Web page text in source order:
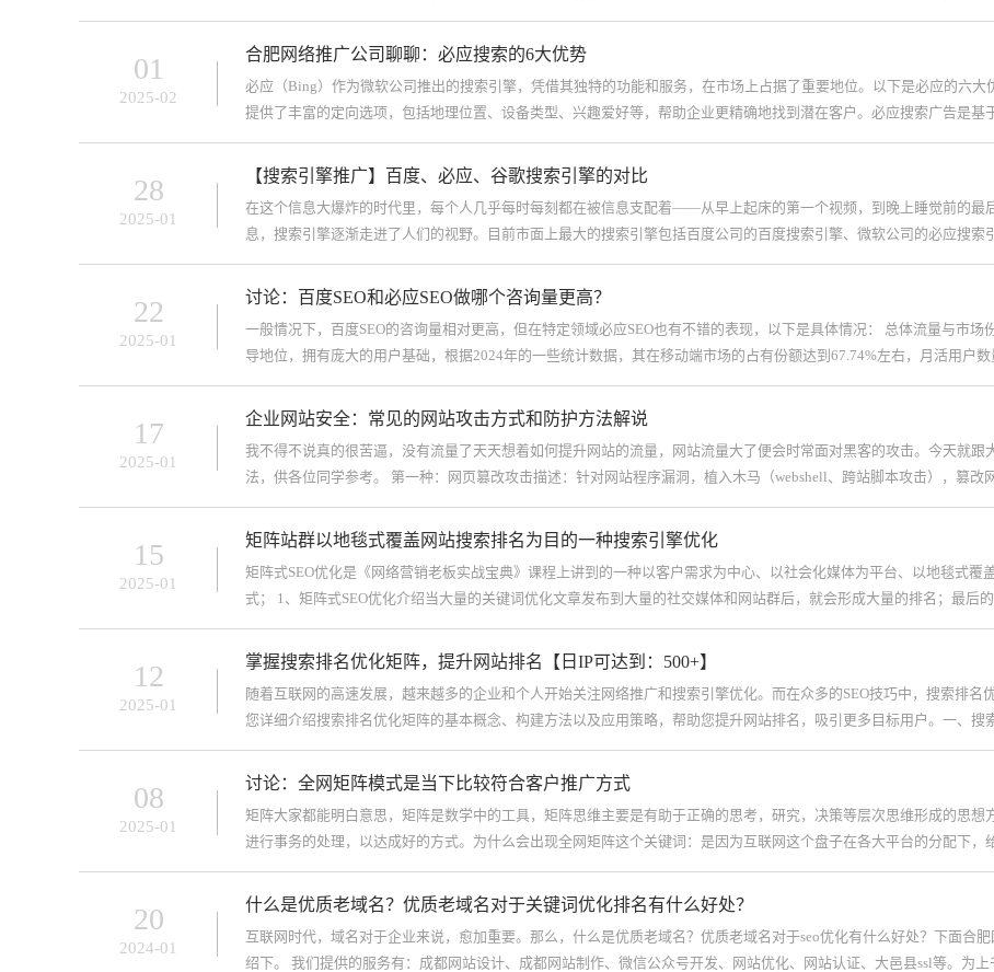
站服务器极度不稳定导致百度不收录我们
01
2025-02
合肥网络推广公司聊聊：必应搜索的6大优势
必应（Bing）作为微软公司推出的搜索引擎，凭借其独特的功能和服务，在市场上占据了重要地位。以下是必应的六
提供了丰富的定向选项，包括地理位置、设备类型、兴趣爱好等，帮助企业更精确地找到潜在客户。必应搜索广告是
的曝光率、点击率和转化
28
2025-01
【搜索引擎推广】百度、必应、谷歌搜索引擎的对比
在这个信息大爆炸的时代里，每个人几乎每时每刻都在被信息支配着——从早上起床的第一个视频，到晚上睡觉前的最
息，搜索引擎逐渐走进了人们的视野。目前市面上最大的搜索引擎包括百度公司的百度搜索引擎、微软公司的必应搜
从不同角度对
22
2025-01
讨论：百度SEO和必应SEO做哪个咨询量更高？
一般情况下，百度SEO的咨询量相对更高，但在特定领域必应SEO也有不错的表现，以下是具体情况： 总体流量与市
导地位，拥有庞大的用户基础，根据2024年的一些统计数据，其在移动端市场的占有份额达到67.74%左右，月活用户
在的曝光
17
2025-01
企业网站安全：常见的网站攻击方式和防护方法解说
我不得不说真的很苦逼，没有流量了天天想着如何提升网站的流量，网站流量大了便会时常面对黑客的攻击。今天就跟
法，供各位同学参考。 第一种：网页篡改攻击描述：针对网站程序漏洞，植入木马（webshell、跨站脚本攻击），篡改
建大量目录网页，以
15
2025-01
矩阵站群以地毯式覆盖网站搜索排名为目的一种搜索引擎优化
矩阵式SEO优化是《网络营销老板实战宝典》课程上讲到的一种以客户需求为中心、以社会化媒体为平台、以地毯式覆
式； 1、矩阵式SEO优化介绍当大量的关键词优化文章发布到大量的社交媒体和网站群后，就会形成大量的排名；最后
么搜索引擎、不管搜索什么
12
2025-01
掌握搜索排名优化矩阵，提升网站排名【日IP可达到：500+】
随着互联网的高速发展，越来越多的企业和个人开始关注网络推广和搜索引擎优化。而在众多的SEO技巧中，搜索排名
您详细介绍搜索排名优化矩阵的基本概念、构建方法以及应用策略，帮助您提升网站排名，吸引更多目标用户。一、
(SearchRankingOpti
08
2025-01
讨论：全网矩阵模式是当下比较符合客户推广方式
矩阵大家都能明白意思，矩阵是数学中的工具，矩阵思维主要是有助于正确的思考，研究，决策等层次思维形成的思
进行事务的处理，以达成好的方式。为什么会出现全网矩阵这个关键词：是因为互联网这个盘子在各大平台的分配下
在朝向一种需要全面的方式，才能获取或
20
2024-01
什么是优质老域名？优质老域名对于关键词优化排名有什么好处？
互联网时代，域名对于企业来说，愈加重要。那么，什么是优质老域名？优质老域名对于seo优化有什么好处？下面合
绍下。 我们提供的服务有：成都网站设计、成都网站制作、微信公众号开发、网站优化、网站认证、大邑县ssl等。为